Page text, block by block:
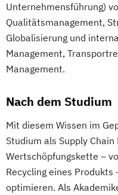
Unternehmensführung)
Qualitätsmanagement,
Globalisierung und
Management,
Management.
Nach dem Studium
Mit diesem Wissen im
Studium als Supply
Wertschöpfungskette –
Recycling eines
optimieren. Als